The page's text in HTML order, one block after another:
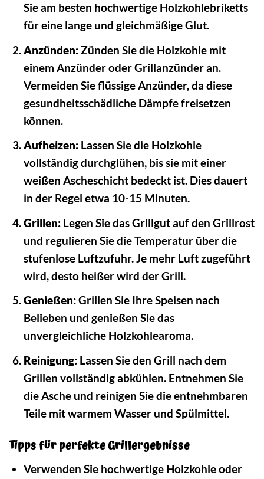
Sie am besten hochwertige Holzkohlebriketts
für eine lange und gleichmäßige Glut.
Anzünden:Zünden Sie die Holzkohle mit
einem Anzünder oder Grillanzünder an.
Vermeiden Sie flüssige Anzünder, da diese
gesundheitsschädliche Dämpfe freisetzen
können.
Aufheizen:Lassen Sie die Holzkohle
vollständig durchglühen, bis sie mit einer
weißen Ascheschicht bedeckt ist. Dies dauert
in der Regel etwa 10-15 Minuten.
Grillen:Legen Sie das Grillgut auf den Grillrost
und regulieren Sie die Temperatur über die
stufenlose Luftzufuhr. Je mehr Luft zugeführt
wird, desto heißer wird der Grill.
Genießen:Grillen Sie Ihre Speisen nach
Belieben und genießen Sie das
unvergleichliche Holzkohlearoma.
Reinigung:Lassen Sie den Grill nach dem
Grillen vollständig abkühlen. Entnehmen Sie
die Asche und reinigen Sie die entnehmbaren
Teile mit warmem Wasser und Spülmittel.
Tipps für perfekte Grillergebnisse
Verwenden Sie hochwertige Holzkohle oder